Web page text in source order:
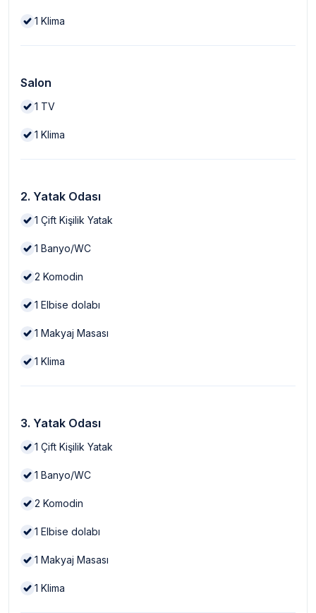
1 Klima
Salon
1 TV
1 Klima
2. Yatak Odası
1 Çift Kişilik Yatak
1 Banyo/WC
2 Komodin
1 Elbise dolabı
1 Makyaj Masası
1 Klima
3. Yatak Odası
1 Çift Kişilik Yatak
1 Banyo/WC
2 Komodin
1 Elbise dolabı
1 Makyaj Masası
1 Klima